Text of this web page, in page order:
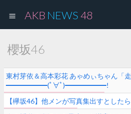
AKB NEWS 48
櫻坂46
東村芽依＆高本彩花 あゃめぃちゃん「
━━━━━━(ﾟ∀ﾟ)━━━━━━!
【欅坂46】他メンが写真集出すとした